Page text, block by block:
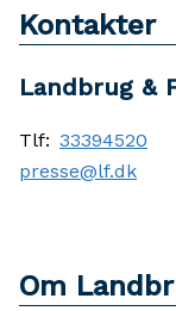
Kontakter
Landbrug &
Tlf: 33394520
presse@lf.dk
Om